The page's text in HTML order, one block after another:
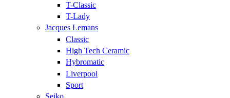
T-Classic
T-Lady
Jacques Lemans
Classic
High Tech Ceramic
Hybromatic
Liverpool
Sport